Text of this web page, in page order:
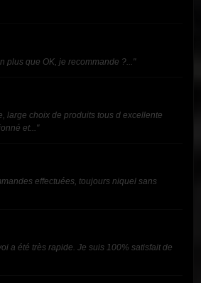
plus que OK, je recommande ?..."
large choix de produits tous d excellente
et..."
effectuées, toujours niquel sans
a été très rapide. Je suis 100% satisfait de